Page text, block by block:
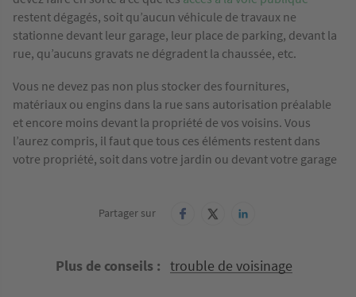
restent dégagés, soit qu’aucun véhicule de travaux ne
stationne devant leur garage, leur place de parking, devant la
rue, qu’aucuns gravats ne dégradent la chaussée, etc.
Vous ne devez pas non plus stocker des fournitures,
matériaux ou engins dans la rue sans autorisation préalable
et encore moins devant la propriété de vos voisins. Vous
l’aurez compris, il faut que tous ces éléments restent dans
votre propriété, soit dans votre jardin ou devant votre garage
Partager sur
Plus de conseils trouble de voisinage